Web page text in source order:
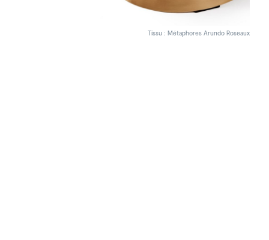
Tissu : Métaphores Arundo Roseaux